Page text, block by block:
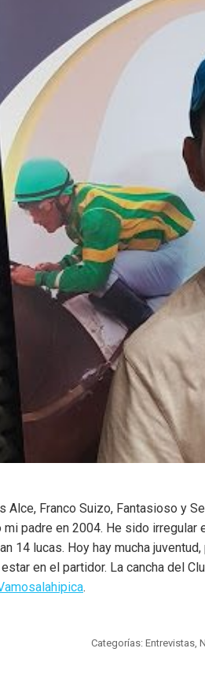
Alce, Franco Suizo, Fantasioso y
padre en 2004. He sido
14 lucas. Hoy hay mucha
en el partidor. La cancha del
.
Categorías: Entrevistas,